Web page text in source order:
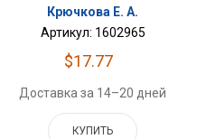
Крючкова Е. А.
Артикул: 1602965
$17.77
Доставка за 14–20 дней
КУПИТЬ